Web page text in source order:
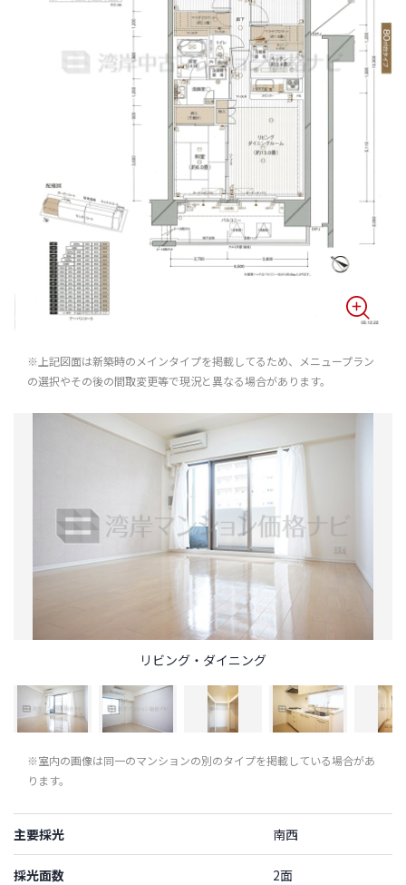
※上記図面は新築時のメインタイプを掲載してるため、メニュープラン
の選択やその後の間取変更等で現況と異なる場合があります。
リビング・ダイニング
※室内の画像は同一のマンションの別のタイプを掲載している場合があ
ります。
主要採光 南西
採光面数 2面